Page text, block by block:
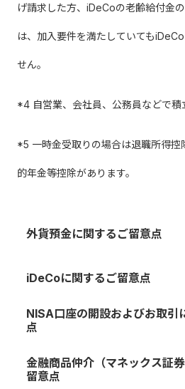
げ請求した方、iDeCoの老齢給付金
は、加入要件を満たしていても
せん。
*4 自営業、会社員、公務員などで積
*5 一時金受取りの場合は退職所得控
的年金等控除があります。
外貨預金に関するご留意点
が生じ、払戻した円貨建て元本が
外貨から円貨への交換には、1通貨
替手数料がかかります。その結果、
ます。
iDeCoに関するご留意点
原則、60歳まで途中の引出し、脱
運用商品はご自身でご選択いただき
加入から受取りが終了するまでの
NISA口座の開設およびお取引
点
口座開設および金
金融商品仲介（マネックス証
留意点